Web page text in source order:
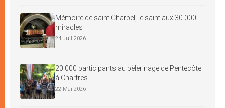
Mémoire de saint Charbel, le saint aux 30 000
miracles
24 Juil 2026
20 000 participants au pèlerinage de Pentecôte
à Chartres
22 Mai 2026